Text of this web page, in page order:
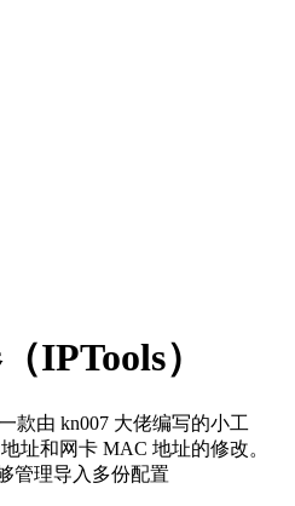
IPTools）
款由 kn007 大佬编写的小工
址和网卡 MAC 地址的修改。
管理导入多份配置